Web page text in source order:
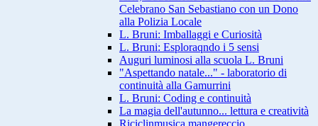
Celebrano San Sebastiano con un Dono
alla Polizia Locale
L. Bruni: Imballaggi e Curiosità
L. Bruni: Esploraqndo i 5 sensi
Auguri luminosi alla scuola L. Bruni
"Aspettando natale..." - laboratorio di
continuità alla Gamurrini
L. Bruni: Coding e continuità
La magia dell'autunno... lettura e creatività